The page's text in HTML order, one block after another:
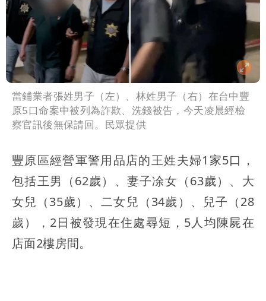
當鋪業者張姓男子（左）、林姓男子（右）在台中豐
原5口命案中被列為詐欺、洗錢被告，今天凌晨經檢
察官訊後無保請回。民眾提供
豐原區經營軍警用品店的王姓夫婦1家5口，
包括王男（62歲）、妻子凃女（63歲）、大
女兒（35歲）、二女兒（34歲）、兒子（28
歲），2日被發現在住處尋短，5人均陳屍在
店面2樓房間。